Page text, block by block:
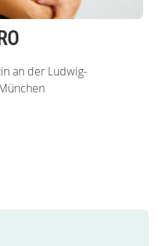
an der Ludwig-